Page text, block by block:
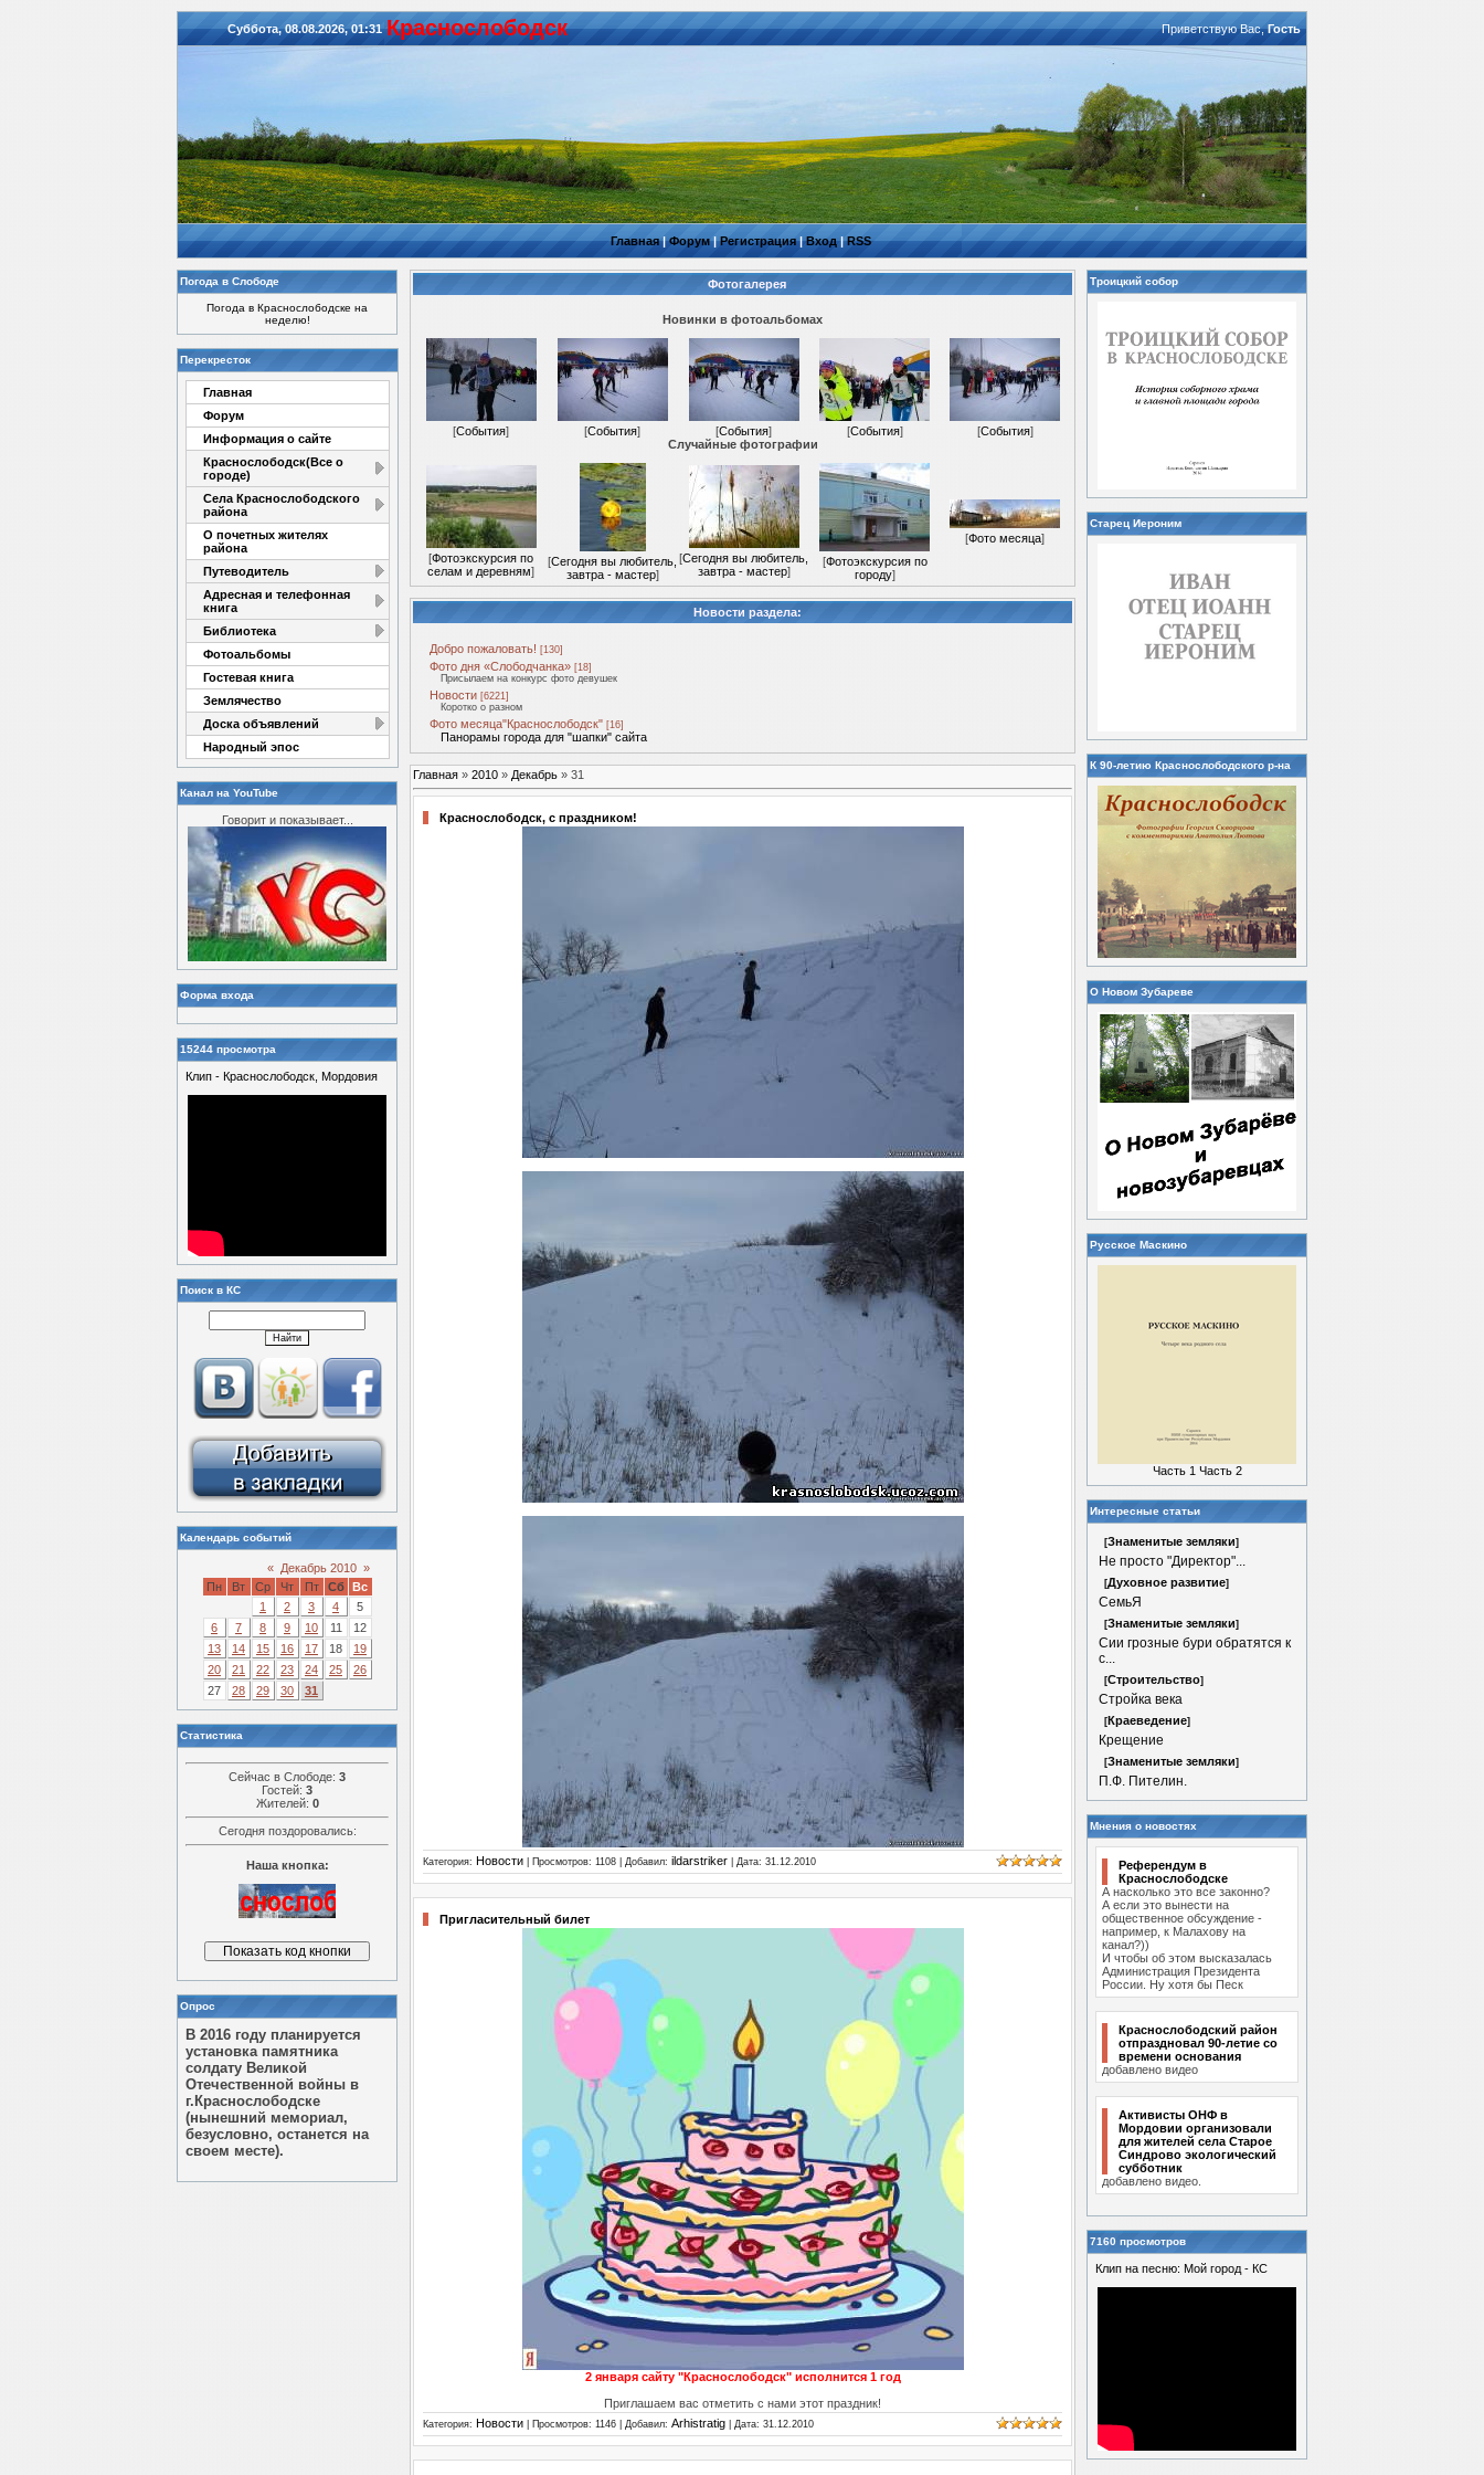
Суббота, 08.08.2026, 01:31 Красноcлободск Приветствую Вас,Гость
Главная|Форум|Регистрация|Вход|RSS
Погода в Слободе
Погода в Краснослободске на
неделю!
Перекресток
Главная
Форум
Информация о сайте
Краснослободск(Все о
городе)
Села Краснослободского
района
О почетных жителях
района
Путеводитель
Адресная и телефонная
книга
Библиотека
Фотоальбомы
Гостевая книга
Землячество
Доска объявлений
Народный эпос
Канал на YouTube
Говорит и показывает...
Форма входа
15244 просмотра
Клип - Краснослободск, Мордовия
Поиск в КС
Календарь событий
« Декабрь 2010 »
Пн
Вт Ср Чт Пт Сб
Вс
1
2 3 4
5
6
7 8 9 10 11
12
13
14 15 16 17 18
19
20
21 22 23 24 25
26
27
28 29 30 31
Статистика
Сейчас в Слободе: 3
Гостей: 3
Жителей: 0
Сегодня поздоровались:
Наша кнопка:
Опрос
В 2016 году планируется
установка памятника
солдату Великой
Отечественной войны в
г.Краснослободске
(нынешний мемориал,
безусловно, останется на
своем месте).
Фотогалерея
Новинки в фотоальбомах
[События] [События] [События] [События] [События]
Случайные фотографии
[Фотоэкскурсия по
селам и деревням]
[Сегодня вы любитель,
завтра - мастер]
[Сегодня вы любитель,
завтра - мастер]
[Фотоэкскурсия по
городу]
[Фото месяца]
Новости раздела:
Добро пожаловать! [130]
Фото дня «Слободчанка» [18]
Присылаем на конкурс фото девушек
Новости [6221]
Коротко о разном
Фото месяца"Краснослободск" [16]
Панорамы города для "шапки" сайта
Главная » 2010 » Декабрь » 31
Краснослободск, с праздником!
Категория: Новости | Просмотров: 1108 | Добавил: ildarstriker | Дата: 31.12.2010
Пригласительный билет
2 января сайту "Краснослободск" исполнится 1 год
Приглашаем вас отметить с нами этот праздник!
Категория: Новости | Просмотров: 1146 | Добавил: Arhistratig | Дата: 31.12.2010
Троицкий собор
Старец Иероним
К 90-летию Краснослободского р-на
О Новом Зубареве
Русское Маскино
Часть 1 Часть 2
Интересные статьи
[Знаменитые земляки]
Не просто "Директор"...
[Духовное развитие]
СемьЯ
[Знаменитые земляки]
Сии грозные бури обратятся к
с...
[Строительство]
Стройка века
[Краеведение]
Крещение
[Знаменитые земляки]
П.Ф. Пителин.
Мнения о новостях
Референдум в
Краснослободске
А насколько это все законно?
А если это вынести на
общественное обсуждение -
например, к Малахову на
канал?))
И чтобы об этом высказалась
Администрация Президента
России. Ну хотя бы Песк
Краснослободский район
отпраздновал 90-летие со
времени основания
добавлено видео
Активисты ОНФ в
Мордовии организовали
для жителей села Старое
Синдрово экологический
субботник
добавлено видео.
7160 просмотров
Клип на песню: Мой город - КС